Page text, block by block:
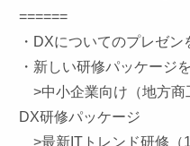
======
・DXについてのプレゼン
・新しい研修パッケージ
>中小企業向け（地方商
DX研修パッケージ
>最新ITトレンド研修（